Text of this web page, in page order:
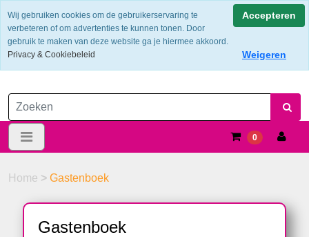
Verzendkosten €6.25 ---> NL: gratis verzending vanaf €60,-
0
Home > Gastenboek
Gastenboek
Wij gebruiken cookies om de gebruikerservaring te
verbeteren of om advertenties te kunnen tonen. Door
gebruik te maken van deze website ga je hiermee akkoord.
Privacy & Cookiebeleid
Accepteren
Weigeren